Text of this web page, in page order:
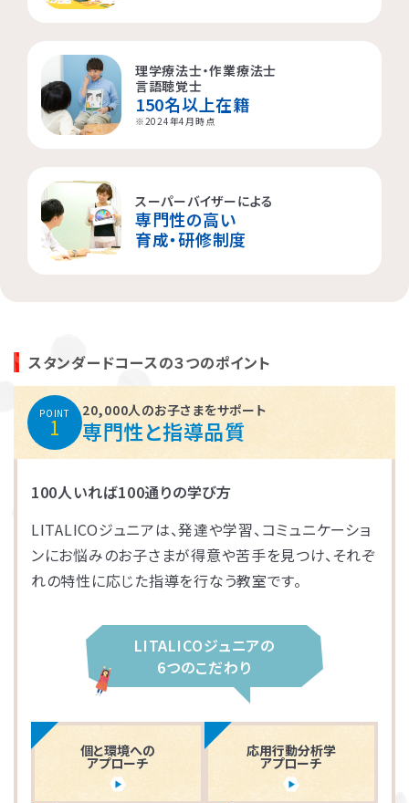
理学療法士・作業療法士
言語聴覚士
150名以上在籍
※2024年4月時点
スーパーバイザーによる
専門性の高い
育成・研修制度
スタンダードコースの３つのポイント
POINT
1
20,000人のお子さまをサポート
専門性と指導品質
100人いれば100通りの学び方
LITALICOジュニアは、発達や学習、コミュニケーショ
ンにお悩みのお子さまが得意や苦手を見つけ、それぞ
れの特性に応じた指導を行なう教室です。
LITALICOジュニアの
6つのこだわり
個と環境への
アプローチ
応用行動分析学
アプローチ